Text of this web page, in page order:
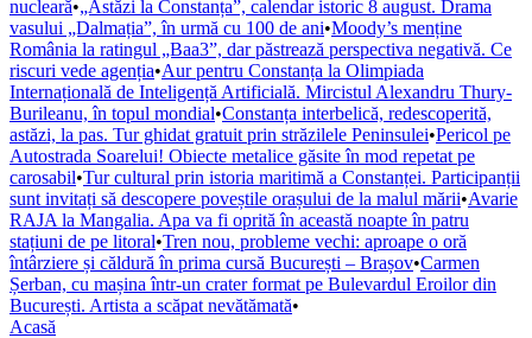
nucleară•„Astăzi la Constanța”, calendar istoric 8 august. Drama
vasului „Dalmația”, în urmă cu 100 de ani•Moody’s menține
România la ratingul „Baa3”, dar păstrează perspectiva negativă. Ce
riscuri vede agenția•Aur pentru Constanța la Olimpiada
Internațională de Inteligență Artificială. Mircistul Alexandru Thury-
Burileanu, în topul mondial•Constanța interbelică, redescoperită,
astăzi, la pas. Tur ghidat gratuit prin străzilele Peninsulei•Pericol pe
Autostrada Soarelui! Obiecte metalice găsite în mod repetat pe
carosabil•Tur cultural prin istoria maritimă a Constanței. Participanții
sunt invitați să descopere poveștile orașului de la malul mării•Avarie
RAJA la Mangalia. Apa va fi oprită în această noapte în patru
stațiuni de pe litoral•Tren nou, probleme vechi: aproape o oră
întârziere și căldură în prima cursă București – Brașov•Carmen
Șerban, cu mașina într-un crater format pe Bulevardul Eroilor din
București. Artista a scăpat nevătămată•
Acasă